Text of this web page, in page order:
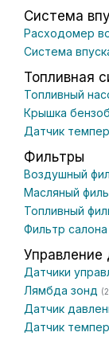
Система
Расходомер
Система
Топливная
Топливный
Крышка
Датчик
Фильтры
Воздушный
Масляный
Топливный
Фильтр салона
Управление
Датчики
Лямбда зонд
Датчик
Датчик